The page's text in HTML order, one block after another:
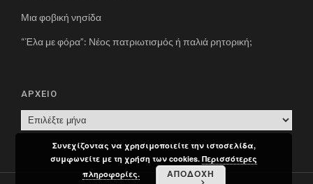
Μια φοβική νησίδα
“Έλα με φόρα”: Νέος πατριωτισμός ή παλιά ρητορική;
ΑΡΧΕΙΟ
Ρ
Συνεχίζοντας να χρησιμοποιείτε την ιστοσελίδα,
συμφωνείτε με τη χρήση των cookies.Περισσότερες
πληροφορίες.
ΑΠΟΔΟΧΗ